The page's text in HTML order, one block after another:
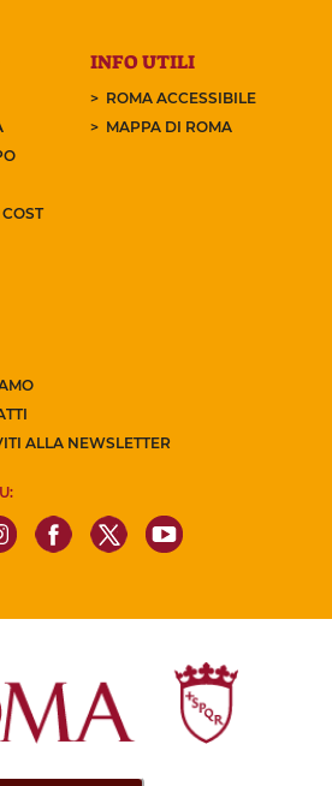
INFO UTILI
ROMA ACCESSIBILE
MAPPA DI ROMA
ALLA NEWSLETTER